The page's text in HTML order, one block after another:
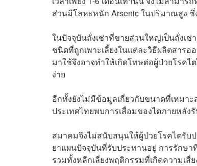
ส่วนมีโลหะหนัก Arsenic ในปริมาณสูง ซึ่
ในปัจจุบันถั่งเช่าที่ขายส่วนใหญ่เป็นถั่งเช่
ชนิดที่ถูกเพาะเลี้ยงในแต่ละวิธีผลิตสาร
มาใช้จึงอาจทำให้เกิดโทษต่อผู้ป่วยโรคไ
ง่าย
อีกทั้งยังไม่มีข้อมูลเกี่ยวกับขนาดที่เหมา
ประเทศไทยพบการเสื่อมของไตภายหลัง
สมาคมจึงไม่สนับสนุนให้ผู้ป่วยโรคไตรับ
ยาแผนปัจจุบันที่รับประทานอยู่ การรักษ
รวมทั้งหลีกเลี่ยงพฤติกรรมที่เกิดความเสี่